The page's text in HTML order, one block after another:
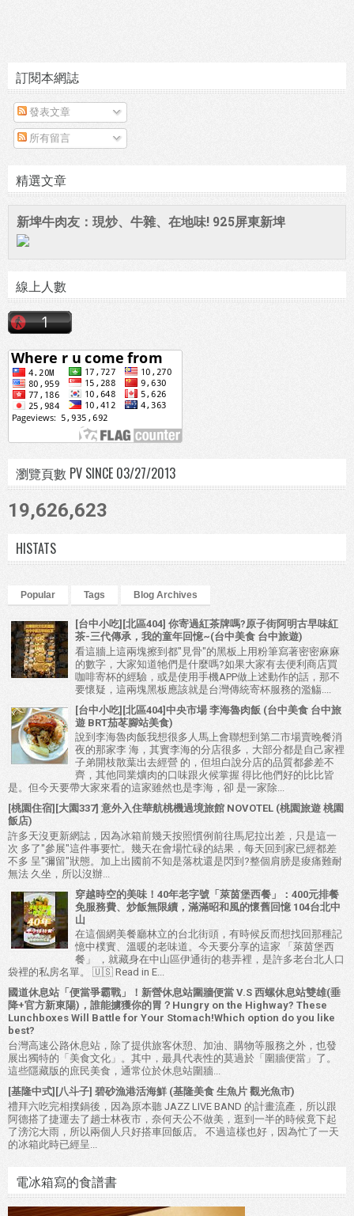
訂閱本網誌
發表文章
所有留言
精選文章
新埤牛肉友：現炒、牛雜、在地味! 925屏東新埤
線上人數
瀏覽頁數 PV SINCE 03/27/2013
19,626,623
HISTATS
Popular Tags Blog Archives
[台中小吃][北區404] 你寄過紅茶牌嗎?原子街阿明古早味紅
茶-三代傳承，我的童年回憶~(台中美食 台中旅遊)
看這牆上這兩塊擦到都"見骨"的黑板上用粉筆寫著密密麻麻
的數字，大家知道牠們是什麼嗎?如果大家有去便利商店買
咖啡寄杯的經驗，或是使用手機APP做上述動作的話，那不
要懷疑，這兩塊黑板應該就是台灣傳統寄杯服務的濫觴....
[台中小吃][北區404]中央市場 李海魯肉飯 (台中美食 台中旅
遊 BRT茄苳腳站美食)
說到李海魯肉飯我想很多人馬上會聯想到第二市場賣晚餐消
夜的那家李 海，其實李海的分店很多，大部分都是自己家裡
子弟開枝散葉出去經營 的，但坦白說分店的品質都參差不
齊，其他同業爌肉的口味跟火候掌握 得比他們好的比比皆
是。但今天要帶大家來看的這家雖然也是李海，卻 是一家除...
[桃園住宿][大園337] 意外入住華航桃機過境旅館 NOVOTEL (桃園旅遊 桃園
飯店)
許多天沒更新網誌，因為冰箱前幾天按照慣例前往馬尼拉出差，只是這一
次 多了"參展"這件事要忙。幾天在會場忙碌的結果，每天回到家已經都差
不多 呈"彌留"狀態。加上出國前不知是落枕還是閃到?整個肩膀是痠痛難耐
無法 久坐，所以沒辦...
穿越時空的美味！40年老字號「萊茵堡西餐」：400元排餐
免服務費、炒飯無限續，滿滿昭和風的懷舊回憶 104台北中
山
在這個網美餐廳林立的台北街頭，有時候反而想找回那種記
憶中樸實、溫暖的老味道。今天要分享的這家 「萊茵堡西
餐」 ，就藏身在中山區伊通街的巷弄裡，是許多老台北人口
袋裡的私房名單。 🇺🇸 Read in E...
國道休息站「便當爭霸戰」！新營休息站圍牆便當 V.S 西螺休息站雙雄(垂
降+官方新東陽)，誰能擄獲你的胃？Hungry on the Highway? These
Lunchboxes Will Battle for Your Stomach!Which option do you like
best?
台灣高速公路休息站，除了提供旅客休憩、加油、購物等服務之外，也發
展出獨特的「美食文化」。其中，最具代表性的莫過於「圍牆便當」了。
這些隱藏版的庶民美食，通常位於休息站圍牆...
[基隆中式][八斗子] 碧砂漁港活海鮮 (基隆美食 生魚片 觀光魚市)
禮拜六吃完相撲鍋後，因為原本聽 JAZZ LIVE BAND 的計畫流產，所以跟
阿德搭了捷運去了趟士林夜市，奈何天公不做美，逛到一半的時候竟下起
了滂沱大雨，所以兩個人只好搭車回飯店。 不過這樣也好，因為忙了一天
的冰箱此時已經呈...
電冰箱寫的食譜書